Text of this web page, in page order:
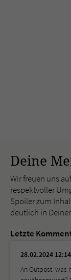
Deine
Wir freuen uns
respektvoller
Spoiler zum
deutlich in
Letzte
28.02.2024
An Outpost: was